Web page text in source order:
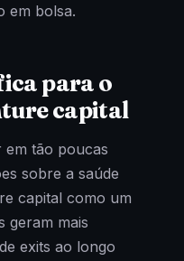
em bolsa.
para o
capital
tão poucas
sobre a saúde
capital como um
geram mais
exits ao longo